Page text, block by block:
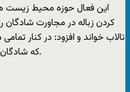
این فعال حوزه محیط
کردن زباله در مجاورت شادگان
تالاب خواند و افزود: در کنار
که شادگان را به دو نیم تقسیم کرده، غافل شد.